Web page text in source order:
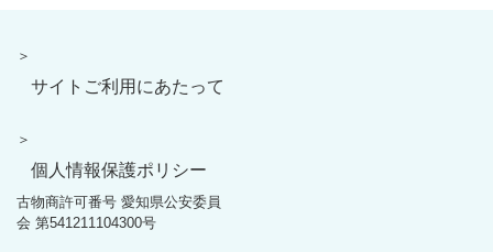
＞
サイトご利用にあたって
＞
個人情報保護ポリシー
古物商許可番号 愛知県公安委員
会 第541211104300号